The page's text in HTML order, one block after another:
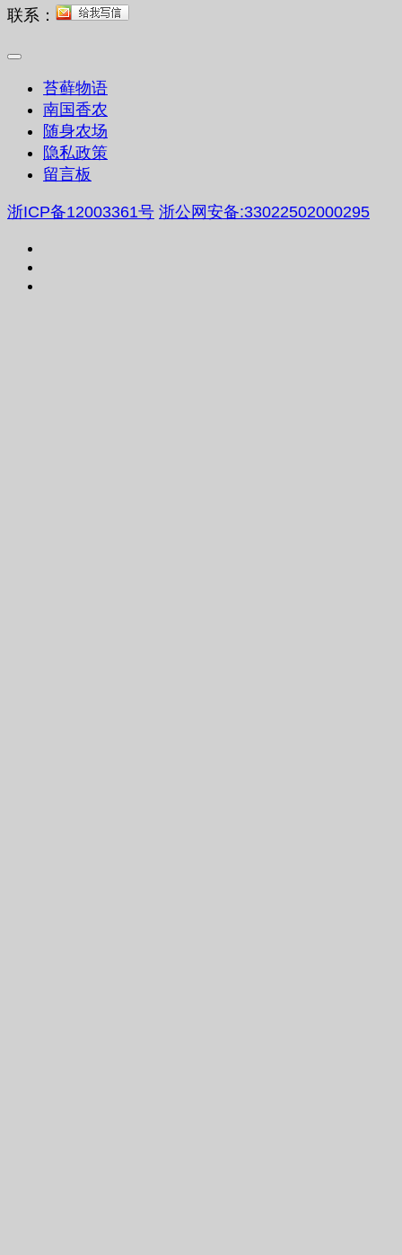
联系：
苔藓物语
南国香农
随身农场
隐私政策
留言板
浙ICP备12003361号 浙公网安备:33022502000295